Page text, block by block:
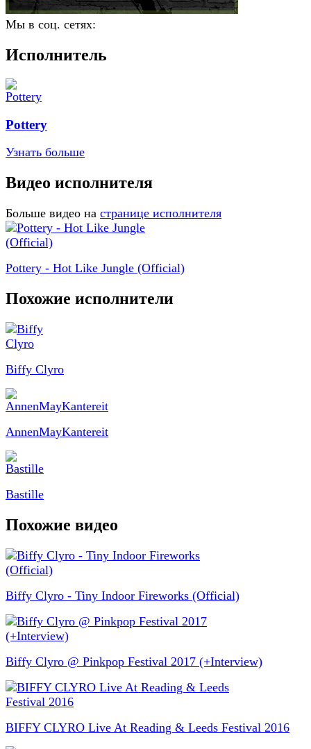
Мы в соц. сетях:
Исполнитель
Pottery
Узнать больше
Видео исполнителя
Больше видео на странице исполнителя
Pottery - Hot Like Jungle (Official)
Похожие исполнители
Biffy Clyro
AnnenMayKantereit
Bastille
Похожие видео
Biffy Clyro - Tiny Indoor Fireworks (Official)
Biffy Clyro @ Pinkpop Festival 2017 (+Interview)
BIFFY CLYRO Live At Reading & Leeds Festival 2016